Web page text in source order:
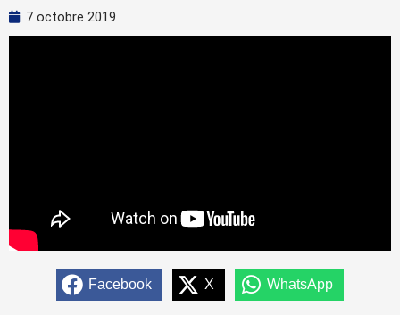
7 octobre 2019
Facebook X WhatsApp